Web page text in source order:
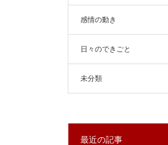
感情の動き
日々のできごと
未分類
最近の記事